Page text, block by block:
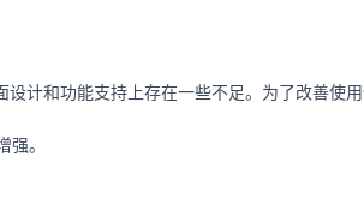
设计和功能支持上存在一些不足。为了改善使
强。